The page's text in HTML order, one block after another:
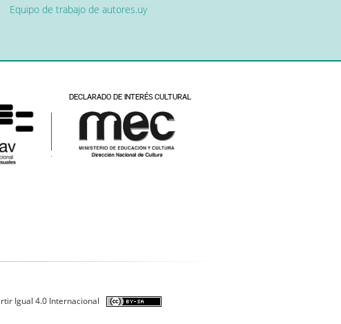
Equipo de trabajo de autores.uy
Igual 4.0 Internacional